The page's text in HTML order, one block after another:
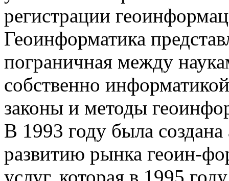
регистрации
Геоинформатика
пограничная между
собственно
законы и методы
В 1993 году была создана
развитию рынка геоин-
услуг, которая в 1995